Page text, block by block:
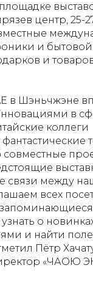
центр, 25-
и бытовой
и
в Шэньчжэне
в
коллеги
связи между
всех
о
и найти
Пётр
«ЧАОЮ